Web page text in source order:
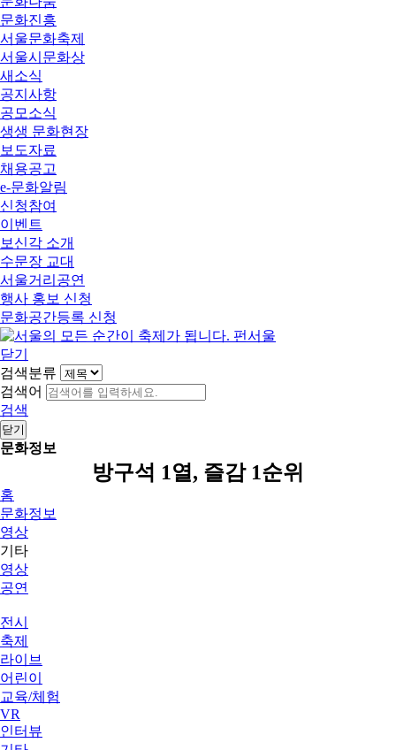
문화진흥
서울문화축제
서울시문화상
새소식
공지사항
공모소식
생생 문화현장
보도자료
채용공고
e-문화알림
신청참여
이벤트
보신각 소개
수문장 교대
서울거리공연
행사 홍보 신청
문화공간등록 신청
닫기
검색분류
검색어
검색
닫기
문화정보
방구석 1열, 즐감 1순위
홈
문화정보
영상
기타
영상
공연
전시
축제
라이브
어린이
교육/체험
VR
인터뷰